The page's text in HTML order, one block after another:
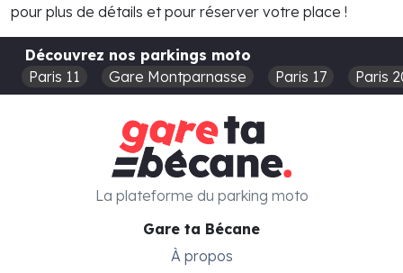
pour plus de détails et pour réserver votre place !
Découvrez nos parkings moto
Paris 11
Gare Montparnasse Paris 17 Paris
Gare ta Bécane
À propos
La plateforme du parking moto